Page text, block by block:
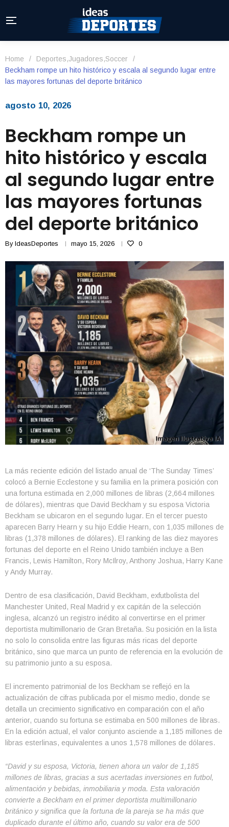
Home / Deportes,Jugadores,Soccer
/
Beckham rompe un hito histórico y escala al segundo lugar entre
las mayores fortunas del deporte británico
agosto 10, 2026
Beckham rompe un
hito histórico y escala
al segundo lugar entre
las mayores fortunas
del deporte británico
By IdeasDeportes mayo 15, 2026 0
La más reciente edición del listado anual de ‘The Sunday Times’
colocó a Bernie Ecclestone y su familia en la primera posición con
una fortuna estimada en 2,000 millones de libras (2,664 millones
de dólares), mientras que David Beckham y su esposa Victoria
Beckham se ubicaron en el segundo lugar. En el tercer puesto
aparecen Barry Hearn y su hijo Eddie Hearn, con 1,035 millones de
libras (1,378 millones de dólares). El ranking de las diez mayores
fortunas del deporte en el Reino Unido también incluye a Ben
Francis, Lewis Hamilton, Rory McIlroy, Anthony Joshua, Harry Kane
y Andy Murray.
Dentro de esa clasificación, David Beckham, exfutbolista del
Manchester United, Real Madrid y ex capitán de la selección
inglesa, alcanzó un registro inédito al convertirse en el primer
deportista multimillonario de Gran Bretaña. Su posición en la lista
no solo lo consolida entre las figuras más ricas del deporte
británico, sino que marca un punto de referencia en la evolución de
su patrimonio junto a su esposa.
El incremento patrimonial de los Beckham se reflejó en la
actualización de cifras publicada por el mismo medio, donde se
detalla un crecimiento significativo en comparación con el año
anterior, cuando su fortuna se estimaba en 500 millones de libras.
En la edición actual, el valor conjunto asciende a 1,185 millones de
libras esterlinas, equivalentes a unos 1,578 millones de dólares.
“David y su esposa, Victoria, tienen ahora un valor de 1,185
millones de libras, gracias a sus acertadas inversiones en futbol,
alimentación y bebidas, inmobiliaria y moda. Esta valoración
convierte a Beckham en el primer deportista multimillonario
británico y significa que la fortuna de la pareja se ha más que
duplicado durante el último año, cuando su valor era de 500